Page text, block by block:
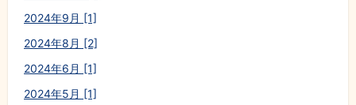
2024年9月 [1]
2024年8月 [2]
2024年6月 [1]
2024年5月 [1]